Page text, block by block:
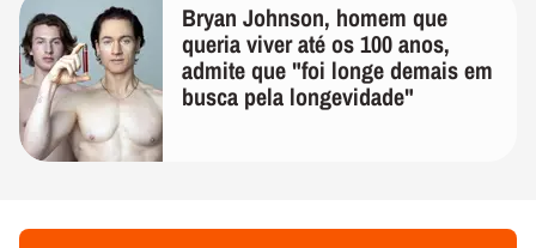
Bryan Johnson, homem que
queria viver até os 100 anos,
admite que "foi longe demais em
busca pela longevidade"